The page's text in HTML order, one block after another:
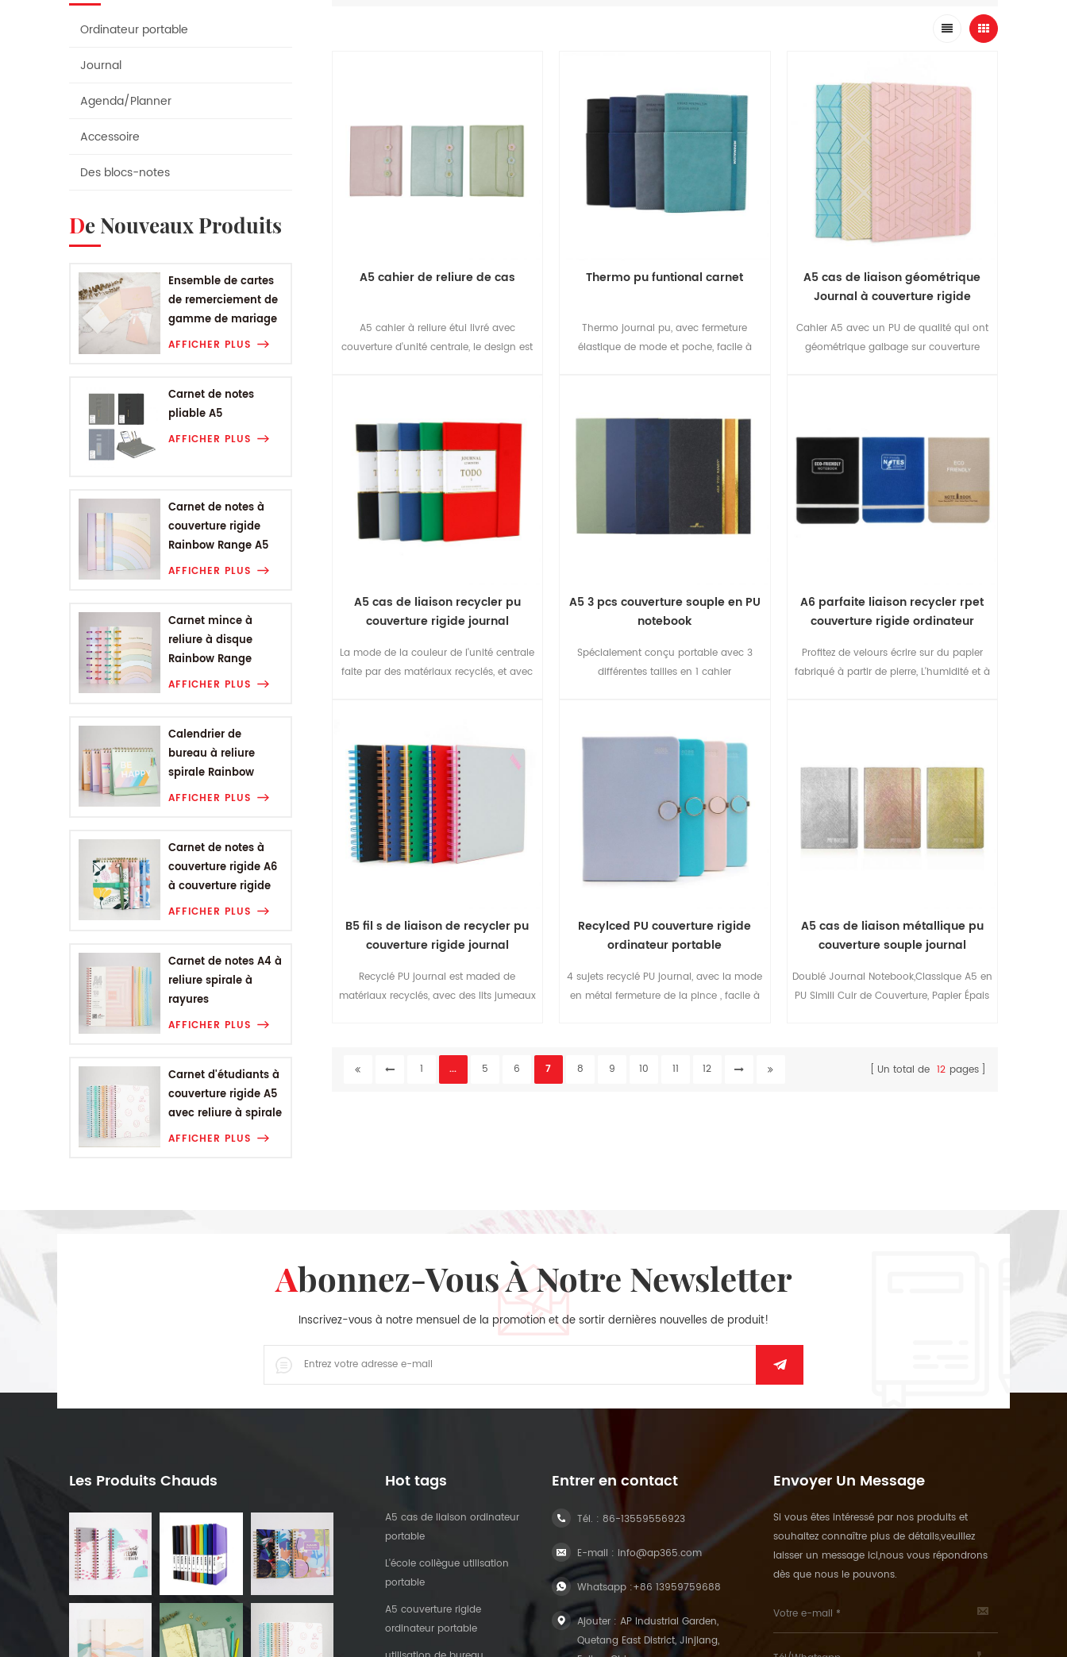
Ordinateur portable
Journal
Agenda/Planner
Accessoire
Des blocs-notes
De Nouveaux Produits
Ensemble de cartes
de remerciement de
gamme de mariage
AFFICHER PLUS
Carnet de notes
pliable A5
AFFICHER PLUS
Carnet de notes à
couverture rigide
Rainbow Range A5
AFFICHER PLUS
Carnet mince à
reliure à disque
Rainbow Range
AFFICHER PLUS
Calendrier de
bureau à reliure
spirale Rainbow
Range
AFFICHER PLUS
Carnet de notes à
couverture rigide A6
à couverture rigide
de la gamme de
AFFICHER PLUS
Carnet de notes A4 à
reliure spirale à
rayures
géométriques
AFFICHER PLUS
Carnet d'étudiants à
couverture rigide A5
avec reliure à spirale
Smiling Range
AFFICHER PLUS
A5 cahier de reliure de cas
A5 cahier à reliure étui livré avec
couverture d'unité centrale, le design est
Thermo pu funtional carnet
Thermo journal pu, avec fermeture
élastique de mode et poche, facile à
A5 cas de liaison géométrique
Journal à couverture rigide
Cahier A5 avec un PU de qualité qui ont
géométrique galbage sur couverture
A5 cas de liaison recycler pu
couverture rigide journal
La mode de la couleur de l'unité centrale
faite par des matériaux recyclés, et avec
pendant ce temps projet. de notre
environnement.
A5 3 pcs couverture souple en PU
notebook
Spécialement conçu portable avec 3
différentes tailles en 1 cahier
A6 parfaite liaison recycler rpet
couverture rigide ordinateur
Profitez de velours écrire sur du papier
fabriqué à partir de pierre, L'humidité et à
B5 fil s de liaison de recycler pu
couverture rigide journal
Recyclé PU journal est maded de
matériaux recyclés, avec des lits jumeaux
contraste de couleurs sont disponibles.
Parfait pour le bureau d'affaires et de la
Recylced PU couverture rigide
ordinateur portable
4 sujets recyclé PU journal, avec la mode
en métal fermeture de la pince , facile à
A5 cas de liaison métallique pu
couverture souple journal
Doublé Journal Notebook,Classique A5 en
PU Simili Cuir de Couverture, Papier Épais
1 ... 5 6 7 8 9 10 11 12 Un total de 12 pages
Abonnez-Vous À Notre Newsletter
Inscrivez-vous à notre mensuel de la promotion et de sortir dernières nouvelles de produit!
Les Produits Chauds Hot tags
A5 cas de liaison ordinateur
portable
L'école collègue utilisation
portable
A5 couverture rigide
ordinateur portable
Entrer en contact
Tél. :86-13559556923
E-mail : info@ap365.com
Whatsapp :+86 13959759688
Ajouter : AP Industrial Garden,
Quetang East District, Jinjiang,
Envoyer Un Message
Si vous êtes intéressé par nos produits et
souhaitez connaître plus de détails,veuillez
laisser un message ici,nous vous répondrons
dès que nous le pouvons.